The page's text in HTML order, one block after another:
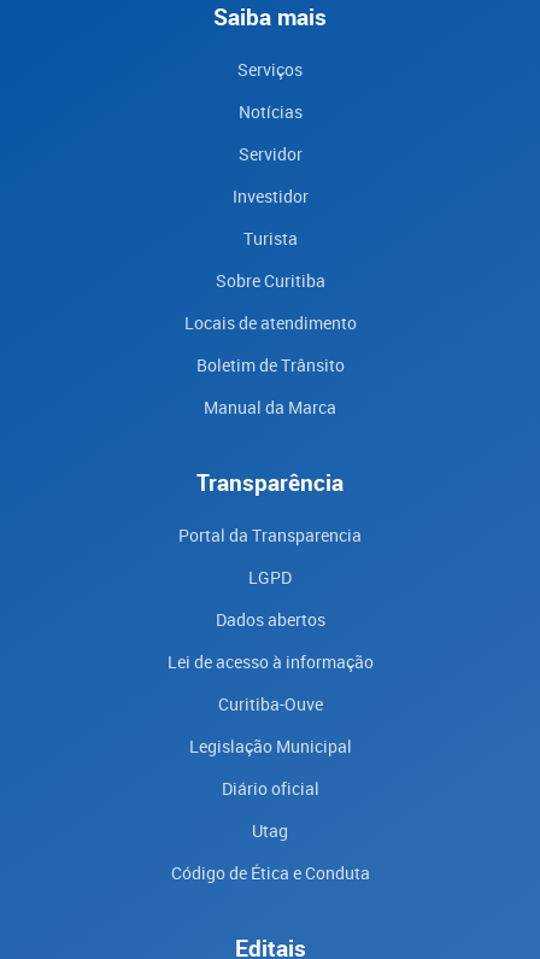
Saiba mais
Serviços
Notícias
Servidor
Investidor
Turista
Sobre Curitiba
Locais de atendimento
Boletim de Trânsito
Manual da Marca
Transparência
Portal da Transparencia
LGPD
Dados abertos
Lei de acesso à informação
Curitiba-Ouve
Legislação Municipal
Diário oficial
Utag
Código de Ética e Conduta
Editais